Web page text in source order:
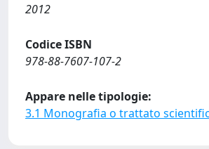
2012
Codice ISBN
978-88-7607-107-2
Appare nelle tipologie:
3.1 Monografia o trattato